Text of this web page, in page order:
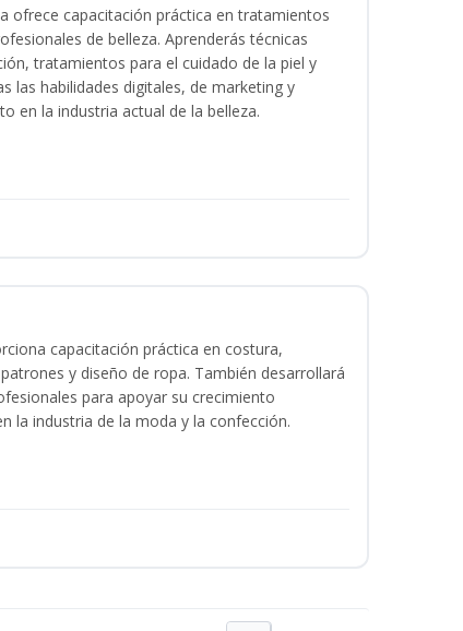
ofrece capacitación práctica en tratamientos
de belleza. Aprenderás técnicas
tratamientos para el cuidado de la piel y
las habilidades digitales, de marketing y
en la industria actual de la belleza.
capacitación práctica en costura,
y diseño de ropa. También desarrollará
para apoyar su crecimiento
la industria de la moda y la confección.